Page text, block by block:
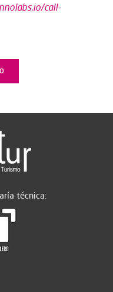
call-
técnica: